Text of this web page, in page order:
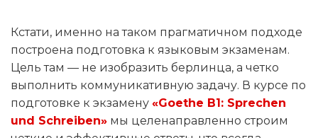
Кстати, именно на таком прагматичном подходе
построена подготовка к языковым экзаменам.
Цель там — не изобразить берлинца, а четко
выполнить коммуникативную задачу. В курсе по
подготовке к экзамену «Goethe B1: Sprechen
und Schreiben» мы целенаправленно строим